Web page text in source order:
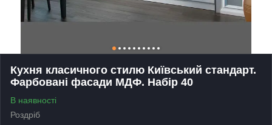
Кухня класичного стилю Київський стандарт.
Фарбовані фасади МДФ. Набір 40
В наявності
Роздріб